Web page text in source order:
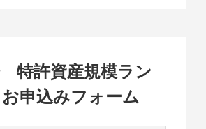
特許資産規模ラン
申込みフォーム